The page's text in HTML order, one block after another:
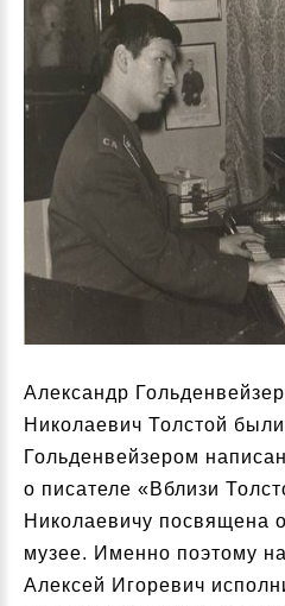
Александр
Николаевич Толстой
Гольденвейзером
о писателе «Вблизи
Николаевичу посвящена
музее. Именно поэтому
Алексей Игоревич